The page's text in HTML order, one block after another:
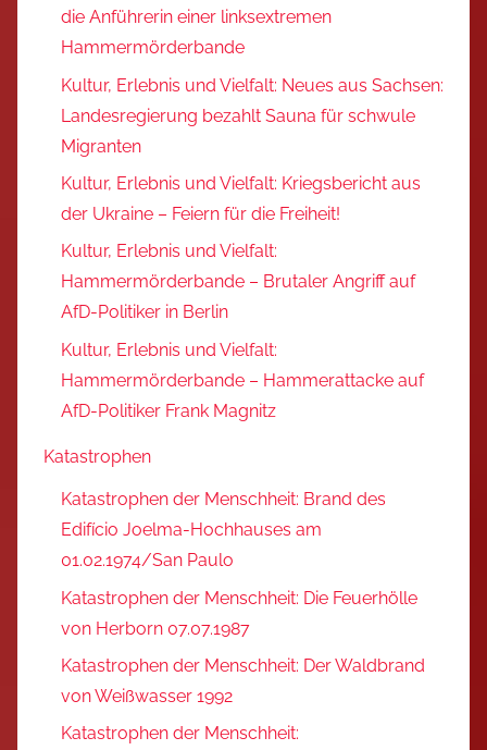
die Anführerin einer linksextremen
Hammermörderbande
Kultur, Erlebnis und Vielfalt: Neues aus Sachsen:
Landesregierung bezahlt Sauna für schwule
Migranten
Kultur, Erlebnis und Vielfalt: Kriegsbericht aus
der Ukraine – Feiern für die Freiheit!
Kultur, Erlebnis und Vielfalt:
Hammermörderbande – Brutaler Angriff auf
AfD-Politiker in Berlin
Kultur, Erlebnis und Vielfalt:
Hammermörderbande – Hammerattacke auf
AfD-Politiker Frank Magnitz
Katastrophen
Katastrophen der Menschheit: Brand des
Edifício Joelma-Hochhauses am
01.02.1974/San Paulo
Katastrophen der Menschheit: Die Feuerhölle
von Herborn 07.07.1987
Katastrophen der Menschheit: Der Waldbrand
von Weißwasser 1992
Katastrophen der Menschheit: